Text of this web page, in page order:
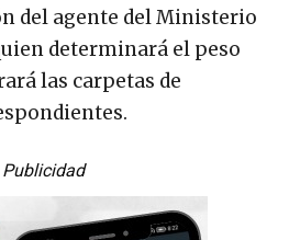
del agente del Ministerio
determinará el peso
las carpetas de
Publicidad